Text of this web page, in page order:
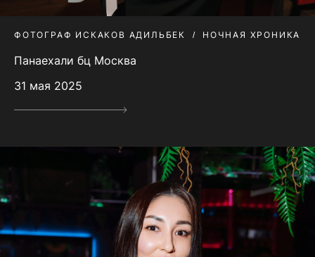
ФОТОГРАФ ИСКАКОВ АДИЛЬБЕК НОЧНАЯ ХРОНИКА
Панаехали бц Москва
31 мая 2025